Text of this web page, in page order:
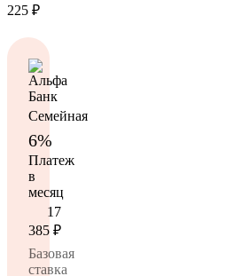
225 ₽
Семейная
6%
Платеж
в
месяц
17
385 ₽
Базовая
ставка